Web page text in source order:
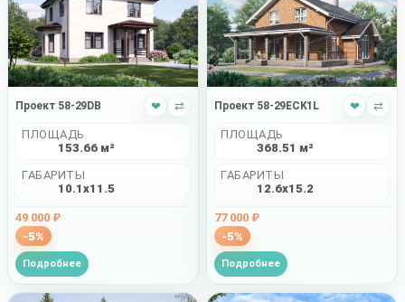
Проект 58-29DB ❤ ⇄
ПЛОЩАДЬ
153.66 м²
ГАБАРИТЫ
10.1x11.5
49 000 ₽
-5%
Подробнее
Проект 58-29ECK1L ❤ ⇄
ПЛОЩАДЬ
368.51 м²
ГАБАРИТЫ
12.6x15.2
77 000 ₽
-5%
Подробнее